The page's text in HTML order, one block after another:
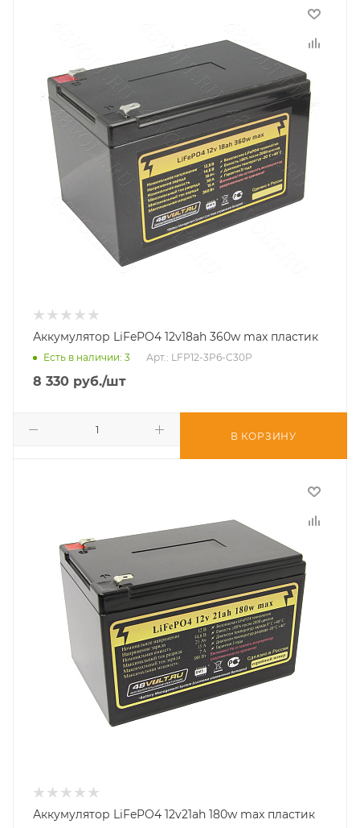
Аккумулятор LiFePO4 12v18ah 360w max пластик
Есть в наличии: 3 Арт.: LFP12-3P6-C30P
8 330 руб./шт
В КОРЗИНУ
Аккумулятор LiFePO4 12v21ah 180w max пластик